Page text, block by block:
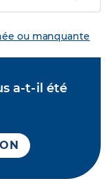
ou manquante
a-t-il été